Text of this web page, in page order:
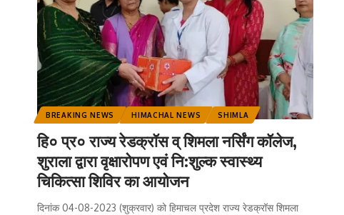
BREAKING NEWS HIMACHAL NEWS SHIMLA
हि० प्र० राज्य रेडक्रॉस व् शिमला नर्सिंग कॉलेज,
शुराला द्वारा वृक्षारोपण एवं नि:शुल्क स्वास्थ्य
चिकित्सा शिविर का आयोजन
दिनांक 04-08-2023 (शुक्रवार) को हिमाचल प्रदेश राज्य रेडक्रॉस शिमला